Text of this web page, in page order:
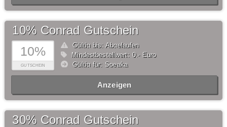
10%
GUTSCHEIN
10% Conrad Gutschein
Gültig bis: Abgelaufen
Mindestbestellwert: 0,- Euro
Gültig für: Speaka
Anzeigen
30% Conrad Gutschein